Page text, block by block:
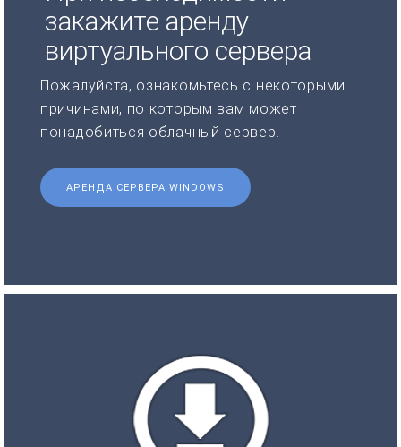
закажите аренду
виртуального сервера
Пожалуйста, ознакомьтесь с некоторыми
причинами, по которым вам может
понадобиться облачный сервер.
АРЕНДА СЕРВЕРА WINDOWS